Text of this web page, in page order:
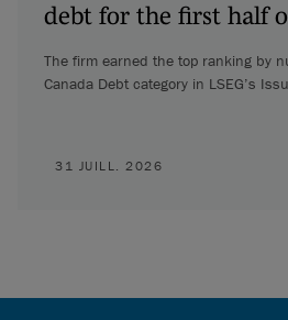
debt for the first half
The firm earned the top ranking by
Canada Debt category in LSEG’s
31 JUILL. 2026